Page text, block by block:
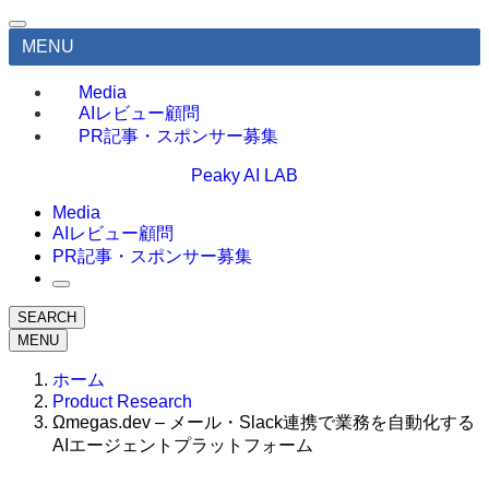
MENU
Media
AIレビュー顧問
PR記事・スポンサー募集
Peaky AI LAB
Media
AIレビュー顧問
PR記事・スポンサー募集
SEARCH
MENU
ホーム
Product Research
Ωmegas.dev – メール・Slack連携で業務を自動化する
AIエージェントプラットフォーム